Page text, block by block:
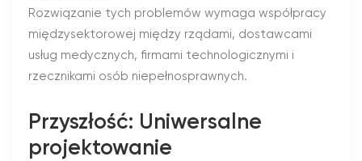
Rozwiązanie tych problemów wymaga współpracy
międzysektorowej między rządami, dostawcami
usług medycznych, firmami technologicznymi i
rzecznikami osób niepełnosprawnych.
Przyszłość: Uniwersalne
projektowanie